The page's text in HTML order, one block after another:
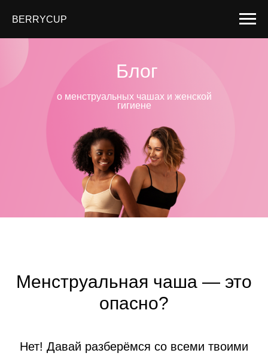
BERRYCUP
Блог
о менструальных чашах и женской
гигиене
Менструальная чаша — это
опасно?
Нет! Давай разберёмся со всеми твоими